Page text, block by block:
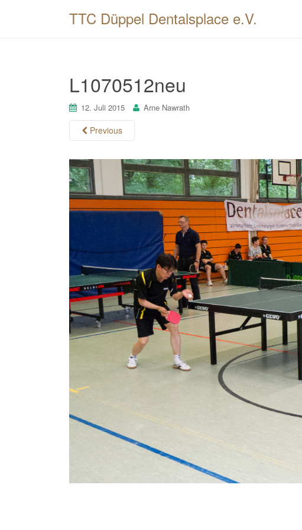
TTC Düppel Dentalsplace e.V.
L1070512neu
12. Juli 2015 Arne Nawrath
Previous